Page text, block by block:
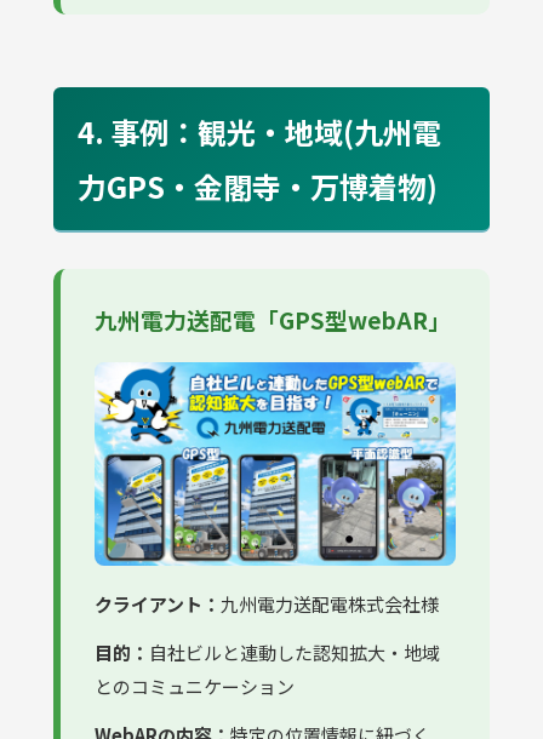
4. 事例：観光・地域(九州電
力GPS・金閣寺・万博着物)
九州電力送配電「GPS型webAR」
クライアント： 九州電力送配電株式会社様
目的： 自社ビルと連動した認知拡大・地域
とのコミュニケーション